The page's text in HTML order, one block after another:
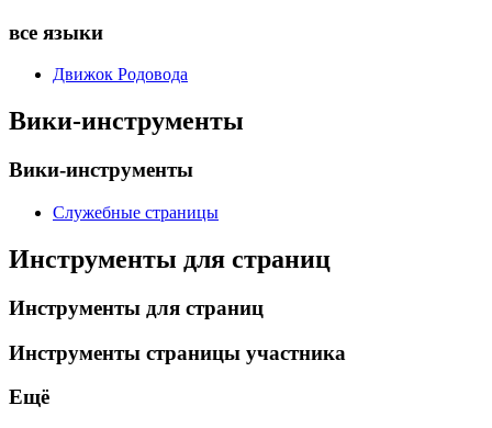
все языки
Движок Родовода
Вики-инструменты
Вики-инструменты
Служебные страницы
Инструменты для страниц
Инструменты для страниц
Инструменты страницы участника
Ещё